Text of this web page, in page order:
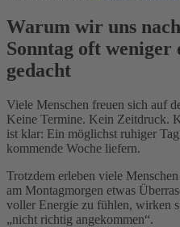
Warum wir uns
Sonntag oft
gedacht
Viele Menschen freuen sich auf
Keine Termine. Kein Zeitdruck.
ist klar: Ein möglichst ruhiger
kommende Woche liefern.
Trotzdem erleben viele
am Montagmorgen etwas
voller Energie zu fühlen, wirken
„nicht richtig angekommen“.